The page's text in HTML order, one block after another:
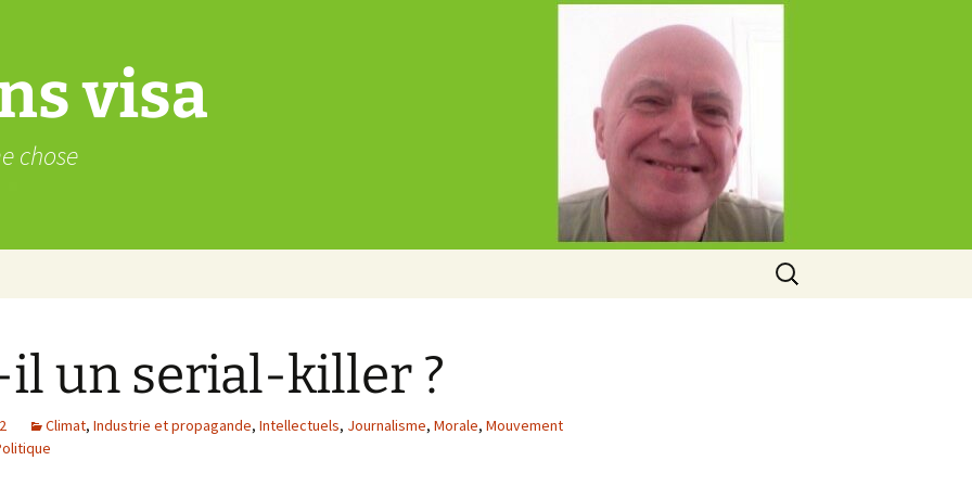
visa
chose
Rechercher :
il un serial-killer ?
Climat, Industrie et propagande, Intellectuels, Journalisme, Morale, Mouvement